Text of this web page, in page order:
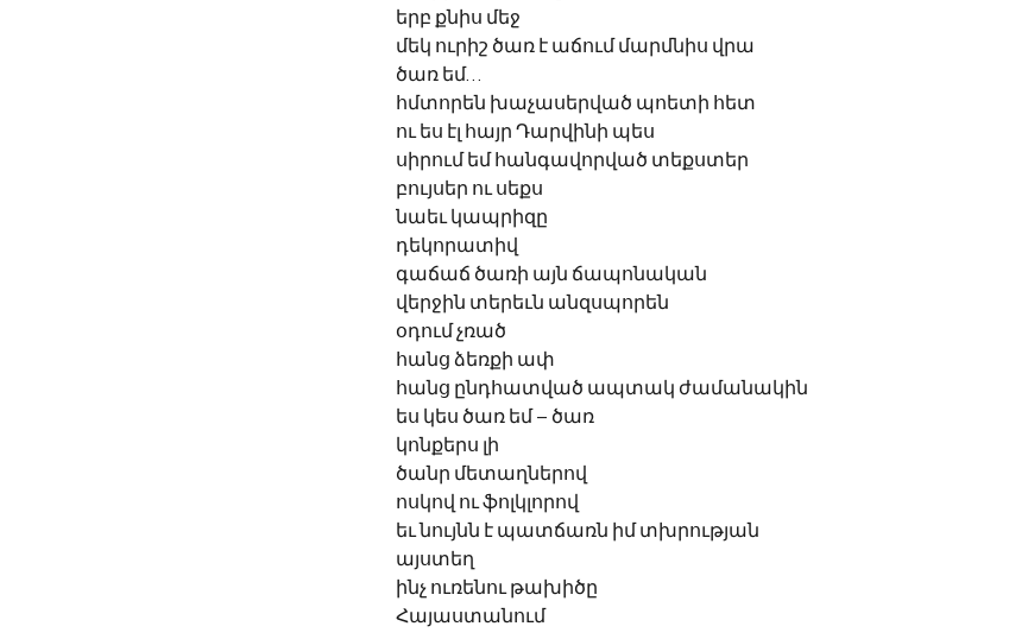
երբ քնիս մեջ
մեկ ուրիշ ծառ է աճում մարմնիս վրա
ծառ եմ…
հմտորեն խաչասերված պոետի հետ
ու ես էլ հայր Դարվինի պես
սիրում եմ հանգավորված տեքստեր
բույսեր ու սեքս
նաեւ կապրիզը
դեկորատիվ
գաճաճ ծառի այն ճապոնական
վերջին տերեւն անզսպորեն
օդում չռած
հանց ձեռքի ափ
հանց ընդհատված ապտակ ժամանակին
ես կես ծառ եմ – ծառ
կոնքերս լի
ծանր մետաղներով
ոսկով ու ֆոլկլորով
եւ նույնն է պատճառն իմ տխրության
այստեղ
ինչ ուռենու թախիծը
Հայաստանում